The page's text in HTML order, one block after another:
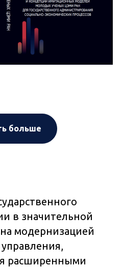
больше
в значительной
модернизацией
расширенными